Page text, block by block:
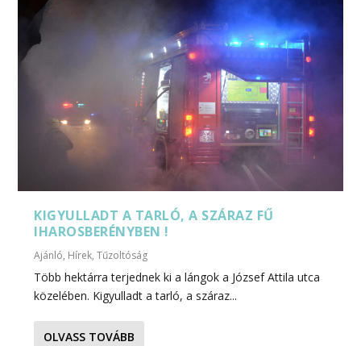
KIGYULLADT A TARLÓ, A SZÁRAZ FŰ
IHAROSBERÉNYBEN !
Ajánló, Hírek,Tűzoltóság
Több hektárra terjednek ki a lángok a József Attila utca
közelében. Kigyulladt a tarló, a száraz...
OLVASS TOVÁBB